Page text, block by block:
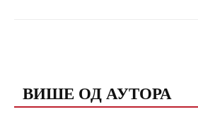
ВИШЕ ОД АУТОРА